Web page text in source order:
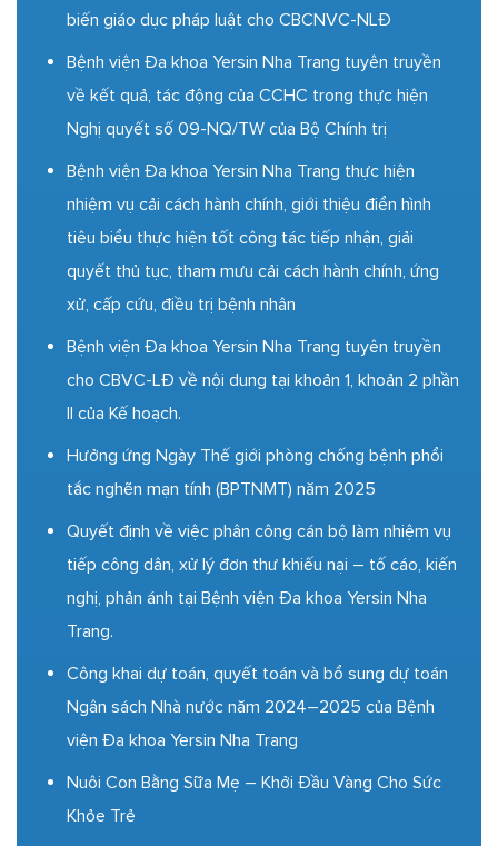
biến giáo dục pháp luật cho CBCNVC-NLĐ
Bệnh viện Đa khoa Yersin Nha Trang tuyên truyền
về kết quả, tác động của CCHC trong thực hiện
Nghị quyết số 09-NQ/TW của Bộ Chính trị
Bệnh viện Đa khoa Yersin Nha Trang thực hiện
nhiệm vụ cải cách hành chính, giới thiệu điển hình
tiêu biểu thực hiện tốt công tác tiếp nhận, giải
quyết thủ tục, tham mưu cải cách hành chính, ứng
xử, cấp cứu, điều trị bệnh nhân
Bệnh viện Đa khoa Yersin Nha Trang tuyên truyền
cho CBVC-LĐ về nội dung tại khoản 1, khoản 2 phần
II của Kế hoạch.
Hưởng ứng Ngày Thế giới phòng chống bệnh phổi
tắc nghẽn mạn tính (BPTNMT) năm 2025
Quyết định về việc phân công cán bộ làm nhiệm vụ
tiếp công dân, xử lý đơn thư khiếu nại – tố cáo, kiến
nghị, phản ánh tại Bệnh viện Đa khoa Yersin Nha
Trang.
Công khai dự toán, quyết toán và bổ sung dự toán
Ngân sách Nhà nước năm 2024–2025 của Bệnh
viện Đa khoa Yersin Nha Trang
Nuôi Con Bằng Sữa Mẹ – Khởi Đầu Vàng Cho Sức
Khỏe Trẻ